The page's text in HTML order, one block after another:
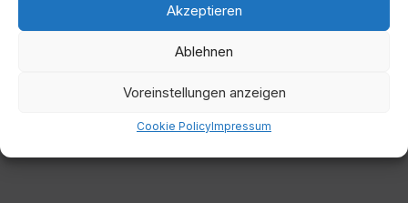
Akzeptieren
Ablehnen
Voreinstellungen anzeigen
Cookie PolicyImpressum